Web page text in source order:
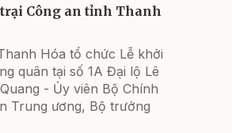
Công an tỉnh Thanh
Hóa tổ chức Lễ khởi
quân tại số 1A Đại lộ Lê
- Ủy viên Bộ Chính
Trung ương, Bộ trưởng